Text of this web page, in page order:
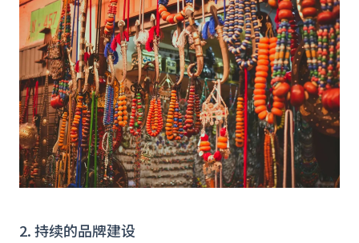
2. 持续的品牌建设